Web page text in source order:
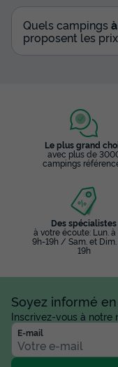
Quels campings
proposent les
Le plus grand
avec plus de
campings
Des spécialistes
à votre écoute: Lun. à
9h-19h / Sam. et
19h
Soyez informé
Inscrivez-vous à notre
E-mail